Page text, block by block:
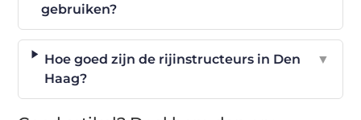
gebruiken?
Hoe goed zijn de rijinstructeurs in Den
Haag?
▼